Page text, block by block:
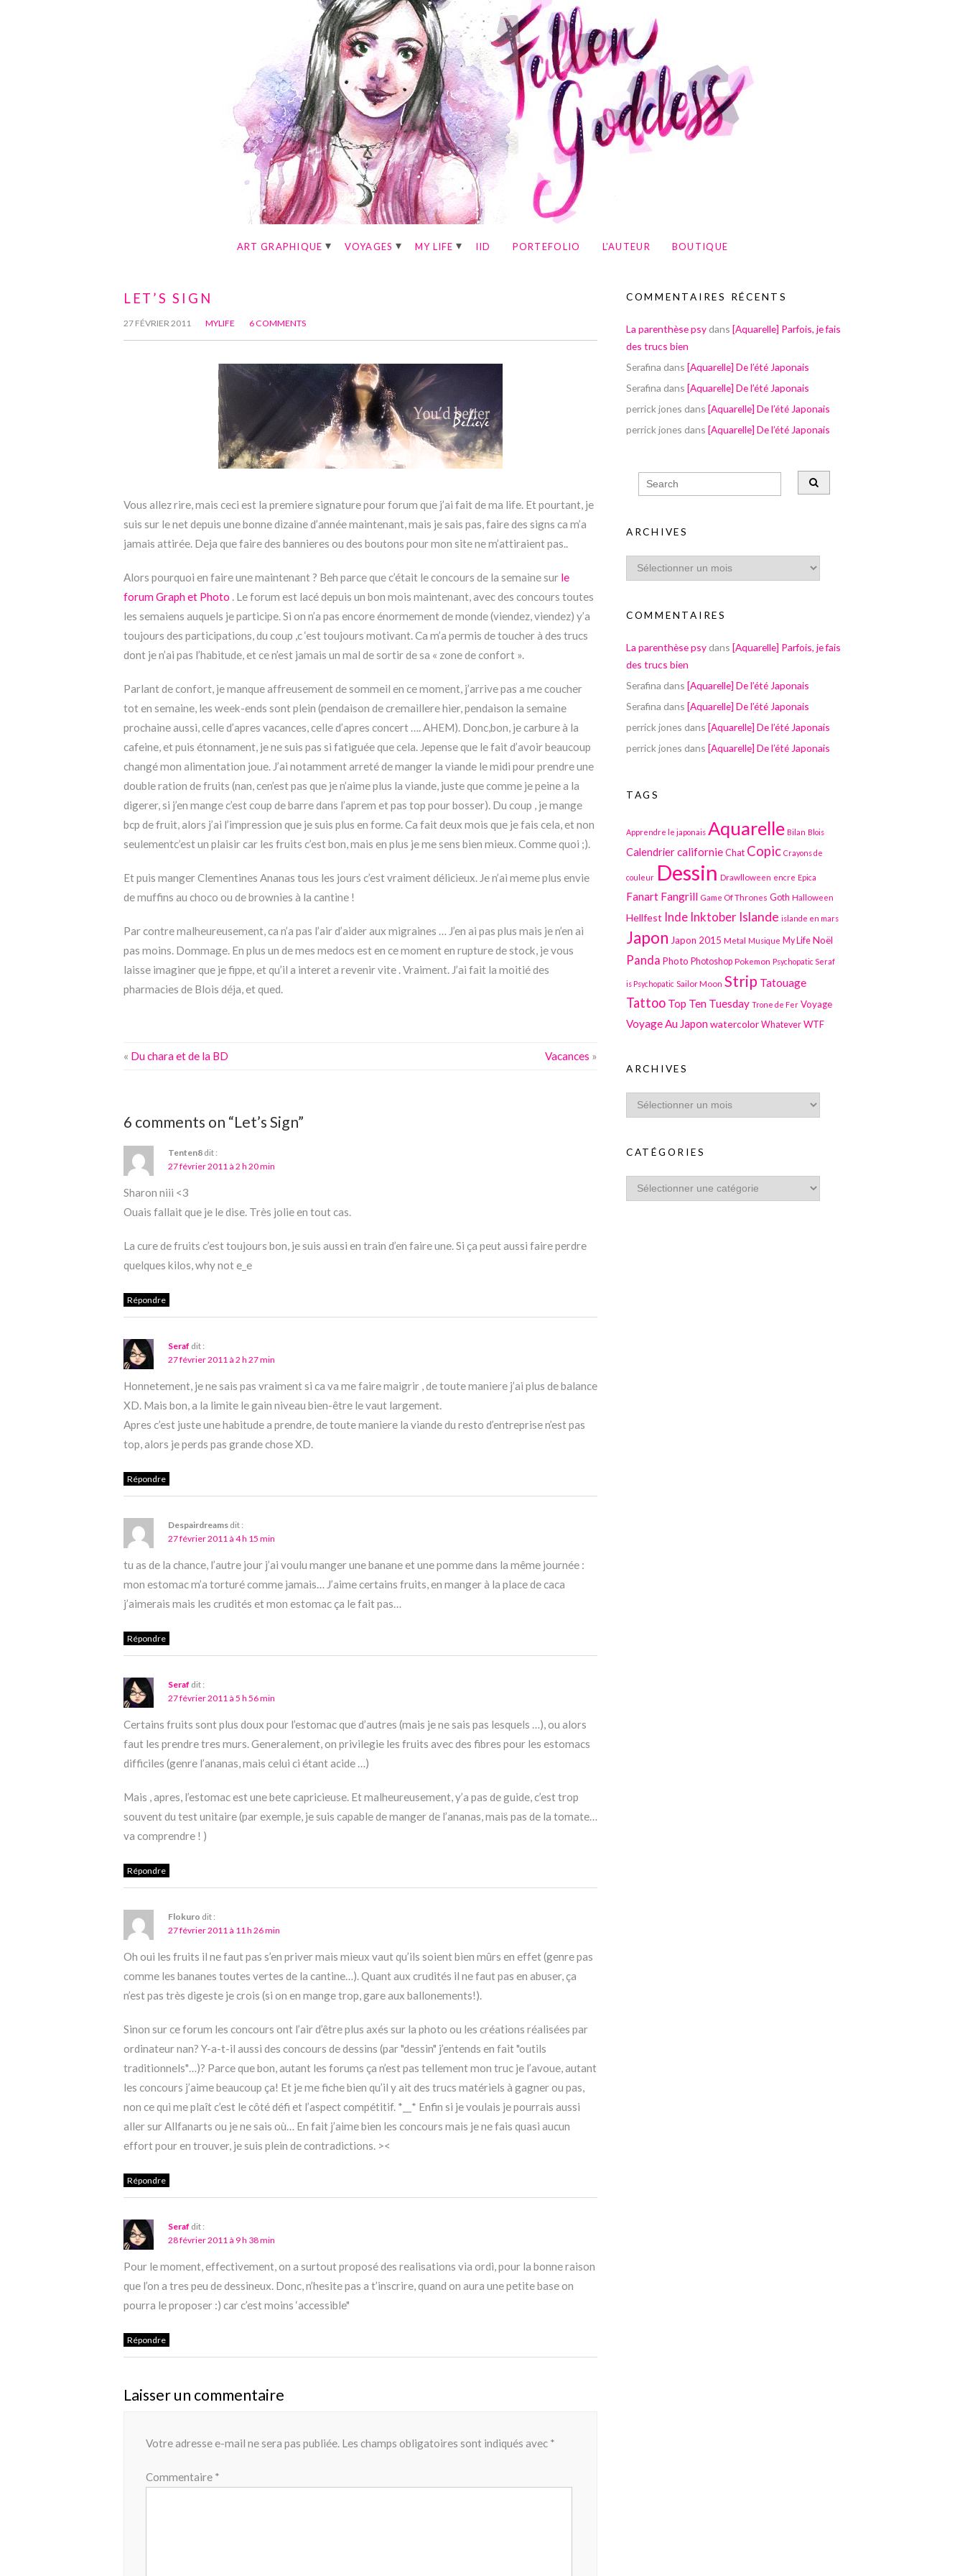
ART GRAPHIQUE VOYAGES MY LIFE IID PORTEFOLIO L’AUTEUR BOUTIQUE
LET’S SIGN
27 FÉVRIER 2011 MYLIFE 6 COMMENTS
Vous allez rire, mais ceci est la premiere signature pour forum que j’ai fait de ma life. Et pourtant, je
suis sur le net depuis une bonne dizaine d’année maintenant, mais je sais pas, faire des signs ca m’a
jamais attirée. Deja que faire des bannieres ou des boutons pour mon site ne m’attiraient pas..
Alors pourquoi en faire une maintenant ? Beh parce que c’était le concours de la semaine sur le
forum Graph et Photo . Le forum est lacé depuis un bon mois maintenant, avec des concours toutes
les semaiens auquels je participe. Si on n’a pas encore énormement de monde (viendez, viendez) y’a
toujours des participations, du coup ,c ‘est toujours motivant. Ca m’a permis de toucher à des trucs
dont je n’ai pas l’habitude, et ce n’est jamais un mal de sortir de sa « zone de confort ».
Parlant de confort, je manque affreusement de sommeil en ce moment, j’arrive pas a me coucher
tot en semaine, les week-ends sont plein (pendaison de cremaillere hier, pendaison la semaine
prochaine aussi, celle d’apres vacances, celle d’apres concert …. AHEM). Donc,bon, je carbure à la
cafeine, et puis étonnament, je ne suis pas si fatiguée que cela. Jepense que le fait d’avoir beaucoup
changé mon alimentation joue. J’ai notamment arreté de manger la viande le midi pour prendre une
double ration de fruits (nan, cen’est pas que je n’aime plus la viande, juste que comme je peine a la
digerer, si j’en mange c’est coup de barre dans l’aprem et pas top pour bosser). Du coup , je mange
bcp de fruit, alors j’ai l’impression que je suis plus en forme. Ca fait deux mois que je fais cela, et non
seulementc’est un plaisir car les fruits c’est bon, mais en plus je me sens bien mieux. Comme quoi ;).
Et puis manger Clementines Ananas tous les jours c’est vraiment délicieux. Je n’ai meme plus envie
de muffins au choco ou de brownies à la cantine !
Par contre malheureusement, ca n’a pas l’air d’aider aux migraines … J’en ai pas plus mais je n’en ai
pas moins. Dommage. En plus un de mes medocs est en ce moment en rupture de stock, je vous
laisse imaginer que je fippe, et qu’il a interet a revenir vite . Vraiment. J’ai fait la moitié des
pharmacies de Blois déja, et qued.
« Du chara et de la BD Vacances »
6 comments on “Let’s Sign”
Tenten8 dit :
27 février 2011 à 2 h 20 min
Sharon niii <3
Ouais fallait que je le dise. Très jolie en tout cas.
La cure de fruits c’est toujours bon, je suis aussi en train d’en faire une. Si ça peut aussi faire perdre
quelques kilos, why not e_e
Répondre
Seraf dit :
27 février 2011 à 2 h 27 min
Honnetement, je ne sais pas vraiment si ca va me faire maigrir , de toute maniere j’ai plus de balance
XD. Mais bon, a la limite le gain niveau bien-être le vaut largement.
Apres c’est juste une habitude a prendre, de toute maniere la viande du resto d’entreprise n’est pas
top, alors je perds pas grande chose XD.
Répondre
Despairdreams dit :
27 février 2011 à 4 h 15 min
tu as de la chance, l’autre jour j’ai voulu manger une banane et une pomme dans la même journée :
mon estomac m’a torturé comme jamais… J’aime certains fruits, en manger à la place de caca
j’aimerais mais les crudités et mon estomac ça le fait pas…
Répondre
Seraf dit :
27 février 2011 à 5 h 56 min
Certains fruits sont plus doux pour l’estomac que d’autres (mais je ne sais pas lesquels …), ou alors
faut les prendre tres murs. Generalement, on privilegie les fruits avec des fibres pour les estomacs
difficiles (genre l’ananas, mais celui ci étant acide …)
Mais , apres, l’estomac est une bete capricieuse. Et malheureusement, y’a pas de guide, c’est trop
souvent du test unitaire (par exemple, je suis capable de manger de l’ananas, mais pas de la tomate…
va comprendre ! )
Répondre
Flokuro dit :
27 février 2011 à 11 h 26 min
Oh oui les fruits il ne faut pas s’en priver mais mieux vaut qu’ils soient bien mûrs en effet (genre pas
comme les bananes toutes vertes de la cantine…). Quant aux crudités il ne faut pas en abuser, ça
n’est pas très digeste je crois (si on en mange trop, gare aux ballonements!).
Sinon sur ce forum les concours ont l’air d’être plus axés sur la photo ou les créations réalisées par
ordinateur nan? Y-a-t-il aussi des concours de dessins (par "dessin" j’entends en fait "outils
traditionnels"…)? Parce que bon, autant les forums ça n’est pas tellement mon truc je l’avoue, autant
les concours j’aime beaucoup ça! Et je me fiche bien qu’il y ait des trucs matériels à gagner ou pas,
non ce qui me plaît c’est le côté défi et l’aspect compétitif. *__* Enfin si je voulais je pourrais aussi
aller sur Allfanarts ou je ne sais où… En fait j’aime bien les concours mais je ne fais quasi aucun
effort pour en trouver, je suis plein de contradictions. ><
Répondre
Seraf dit :
28 février 2011 à 9 h 38 min
Pour le moment, effectivement, on a surtout proposé des realisations via ordi, pour la bonne raison
que l’on a tres peu de dessineux. Donc, n’hesite pas a t’inscrire, quand on aura une petite base on
pourra le proposer :) car c’est moins ‘accessible"
Répondre
Laisser un commentaire
Votre adresse e-mail ne sera pas publiée. Les champs obligatoires sont indiqués avec *
Commentaire *
COMMENTAIRES RÉCENTS
La parenthèse psy dans [Aquarelle] Parfois, je fais
des trucs bien
Serafina dans [Aquarelle] De l’été Japonais
Serafina dans [Aquarelle] De l’été Japonais
perrick jones dans [Aquarelle] De l’été Japonais
perrick jones dans [Aquarelle] De l’été Japonais
ARCHIVES
COMMENTAIRES
La parenthèse psy dans [Aquarelle] Parfois, je fais
des trucs bien
Serafina dans [Aquarelle] De l’été Japonais
Serafina dans [Aquarelle] De l’été Japonais
perrick jones dans [Aquarelle] De l’été Japonais
perrick jones dans [Aquarelle] De l’été Japonais
TAGS
Apprendre le japonais Aquarelle Bilan Blois
Calendriercalifornie Chat Copic Crayons de
couleur Dessin Drawlloween encre Epica
Fanart Fangrill Game Of Thrones Goth Halloween
Hellfest Inde Inktober Islande islande en mars
Japon Japon 2015 Metal Musique My Life Noël
Panda Photo Photoshop Pokemon Psychopatic Seraf
is Psychopatic Sailor Moon Strip Tatouage
Tattoo Top Ten Tuesday Trone de Fer Voyage
Voyage Au Japonwatercolor Whatever WTF
ARCHIVES
CATÉGORIES